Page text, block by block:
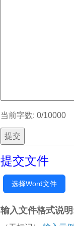
当前字数: 0/10000
提交
提交文件
选择Word文件
输入文件格式说